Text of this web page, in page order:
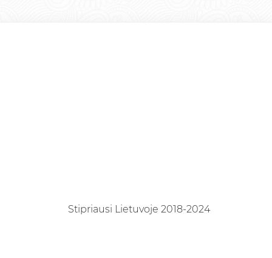
Stipriausi Lietuvoje 2018-2024